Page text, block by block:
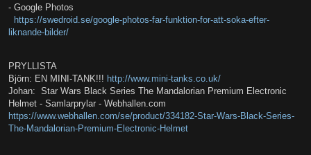
- Google Photos
https://swedroid.se/google-photos-far-funktion-for-att-soka-efter-
liknande-bilder/
PRYLLISTA
Björn: EN MINI-TANK!!! http://www.mini-tanks.co.uk/
Johan: Star Wars Black Series The Mandalorian Premium Electronic
Helmet - Samlarprylar - Webhallen.com
https://www.webhallen.com/se/product/334182-Star-Wars-Black-Series-
The-Mandalorian-Premium-Electronic-Helmet